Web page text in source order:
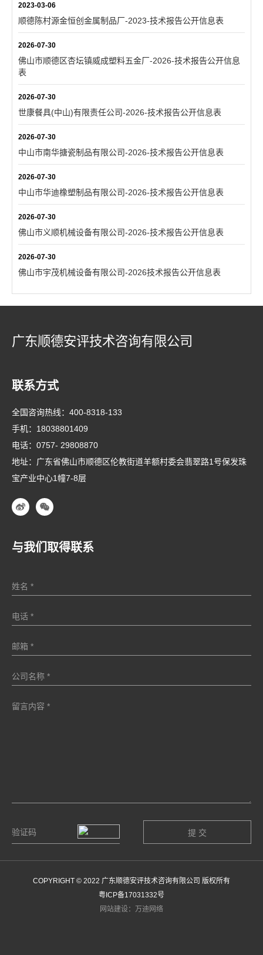
2023-03-06
顺德陈村源金恒创金属制品厂-2023-技术报告公开信息表
2026-07-30
佛山市顺德区杏坛镇威成塑料五金厂-2026-技术报告公开信息
表
2026-07-30
世康餐具(中山)有限责任公司-2026-技术报告公开信息表
2026-07-30
中山市南华搪瓷制品有限公司-2026-技术报告公开信息表
2026-07-30
中山市华迪橡塑制品有限公司-2026-技术报告公开信息表
2026-07-30
佛山市义顺机械设备有限公司-2026-技术报告公开信息表
2026-07-30
佛山市宇茂机械设备有限公司-2026技术报告公开信息表
广东顺德安评技术咨询有限公司
联系方式
全国咨询热线： 400-8318-133
手机： 18038801409
电话： 0757- 29808870
地址：广东省佛山市顺德区伦教街道羊额村委会翡翠路1号保发珠
宝产业中心1幢7-8层
与我们取得联系
COPYRIGHT © 2022 广东顺德安评技术咨询有限公司 版权所有
粤ICP备17031332号
网站建设：万迪网络